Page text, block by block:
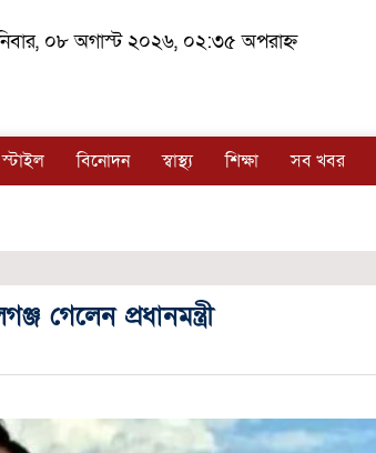
০৮ অগাস্ট ২০২৬, ০২:৩৫ অপরাহ্ন
বিনোদন স্বাস্থ্য শিক্ষা সব খবর
গেলেন প্রধানমন্ত্রী